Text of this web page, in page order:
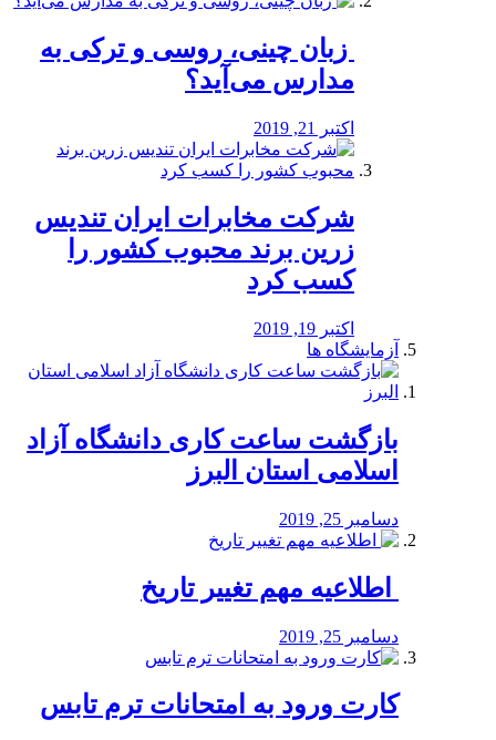
️ زبان چینی، روسی و ترکی به
مدارس می‌آید؟
اکتبر 21, 2019
شرکت مخابرات ایران تندیس
زرین برند محبوب کشور را
کسب کرد
اکتبر 19, 2019
آزمایشگاه ها
بازگشت ساعت کاری دانشگاه آزاد
اسلامی استان البرز
دسامبر 25, 2019
️ اطلاعیه مهم تغییر تاریخ
دسامبر 25, 2019
کارت ورود به امتحانات ترم تابس